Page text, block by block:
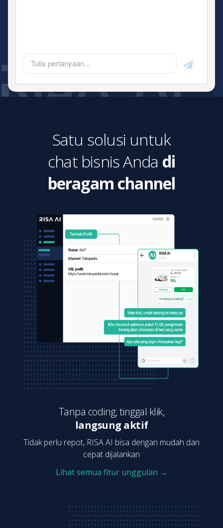
RISA AI
Satu solusi untuk
chat bisnis Anda di
beragam channel
Tanpa coding, tinggal klik,
langsung aktif
Tidak perlu repot, RISA AI bisa dengan mudah dan
cepat dijalankan
Lihat semua fitur unggulan →